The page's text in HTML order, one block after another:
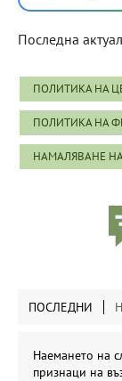
Последна
ПОЛИТИКА НА
ПОЛИТИКА НА
НАМАЛЯВАНЕ
ПОСЛЕДНИ
Наемането на
признаци на